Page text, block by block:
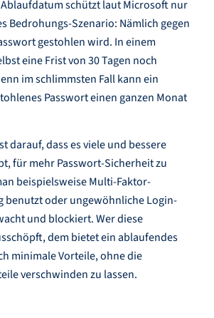
schützt laut Microsoft nur
Bedrohungs-Szenario: Nämlich gegen
gestohlen wird. In einem
eine Frist von 30 Tagen noch
im schlimmsten Fall kann ein
Passwort einen ganzen Monat
darauf, dass es viele und bessere
für mehr Passwort-Sicherheit zu
beispielsweise Multi-Faktor-
benutzt oder ungewöhnliche Login-
und blockiert. Wer diese
dem bietet ein ablaufendes
minimale Vorteile, ohne die
verschwinden zu lassen.